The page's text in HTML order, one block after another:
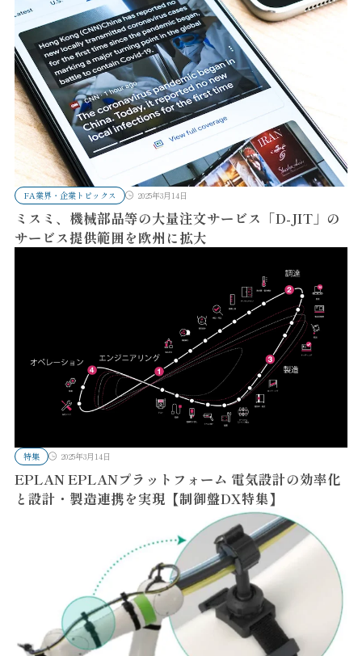
FA業界・企業トピックス 2025年3月14日
ミスミ、機械部品等の大量注文サービス「D-JIT」の
サービス提供範囲を欧州に拡大
特集 2025年3月14日
EPLAN EPLANプラットフォーム 電気設計の効率化
と設計・製造連携を実現【制御盤DX特集】